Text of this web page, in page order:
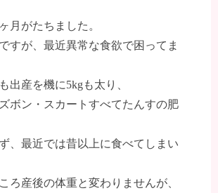
月がたちました。
すが、最近異常な食欲で困ってま
出産を機に5kgも太り、
ボン・スカートすべてたんすの肥
、最近では昔以上に食べてしまい
ろ産後の体重と変わりませんが、